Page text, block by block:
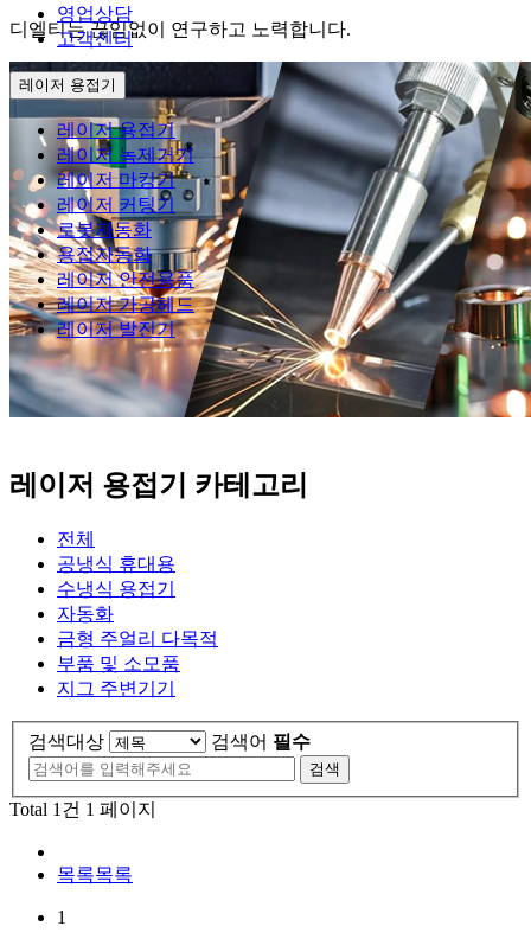
영업상담
고객센터
레이저 용접기
레이저 용접기
레이저 녹제거기
레이저 마킹기
레이저 커팅기
로봇자동화
용접자동화
레이저 안전용품
레이저 가공헤드
레이저 발진기
디엘티는 끊임없이 연구하고 노력합니다.
레이저 용접기 카테고리
전체
공냉식 휴대용
수냉식 용접기
자동화
금형 주얼리 다목적
부품 및 소모품
지그 주변기기
검색대상 검색어 필수
검색
Total 1건 1 페이지
목록목록
1